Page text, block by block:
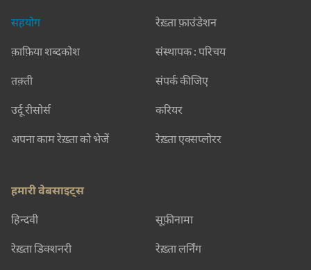
सहयोग
क़ाफ़िया शब्दकोश
तक़्ती
उर्दू रीसोर्स
अपना काम रेख़्ता को भेजें
रेख़्ता फ़ाउंडेशन
संस्थापक : परिचय
संपर्क कीजिए
करियर
रेख़्ता एक्सप्लोरर
हमारी वेबसाइट्स
हिन्दवी सूफ़ीनामा
रेख़्ता डिक्शनरी रेख़्ता लर्निंग